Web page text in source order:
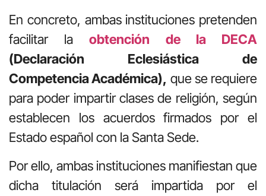
En concreto, ambas instituciones pretenden
facilitar laobtención de la DECA
(Declaración Eclesiástica de
Competencia Académica), que se requiere
para poder impartir clases de religión, según
establecen los acuerdos firmados por el
Estado español con la Santa Sede.
Por ello, ambas instituciones manifiestan que
dicha titulación será impartida por el